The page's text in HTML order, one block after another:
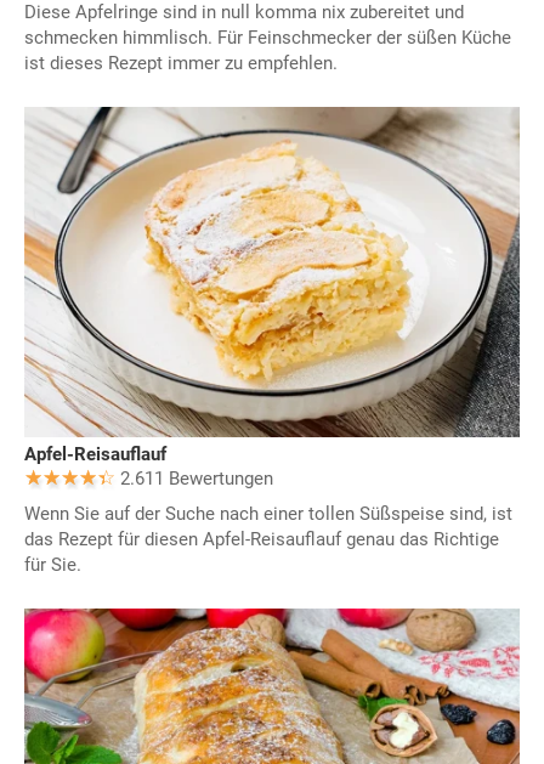
Diese Apfelringe sind in null komma nix zubereitet und
schmecken himmlisch. Für Feinschmecker der süßen Küche
ist dieses Rezept immer zu empfehlen.
Apfel-Reisauflauf
2.611 Bewertungen
Wenn Sie auf der Suche nach einer tollen Süßspeise sind, ist
das Rezept für diesen Apfel-Reisauflauf genau das Richtige
für Sie.